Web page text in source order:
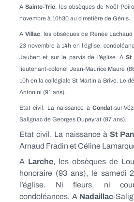
ASainte-Trie, les obsèques de Noël
novembre à 10h30 au cimetière de Génis.
A Villac, les obsèques de Renée
23 novembre à 14h en l’église,
Jaubert et sur le parvis de l’église. ASt
lieutenant-colonel Jean-Maurice Maure
10h en la collégiale St Martin à Brive. Le
Antonini (91 ans).
Etat civil. La naissance à Condat-sur-
Salignac de Georges Dupeyrat (87 ans).
Etat civil. La naissance à St
Arnaud Fradin et Céline
A Larche, les obsèques de
honoraire (93 ans), le samedi
l’église. Ni fleurs, ni
condoléances. A Nadaillac-